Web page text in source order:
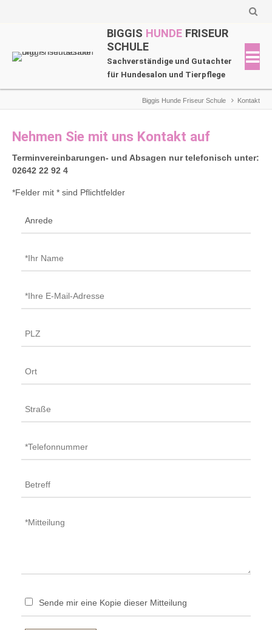
BIGGIS HUNDE FRISEUR
SCHULE
Sachverständige und Gutachter
für Hundesalon und Tierpflege
Biggis Hunde Friseur Schule Kontakt
Nehmen Sie mit uns Kontakt auf
Terminvereinbarungen- und Absagen nur telefonisch unter:
02642 22 92 4
*Felder mit * sind Pflichtfelder
Sende mir eine Kopie dieser Mitteilung